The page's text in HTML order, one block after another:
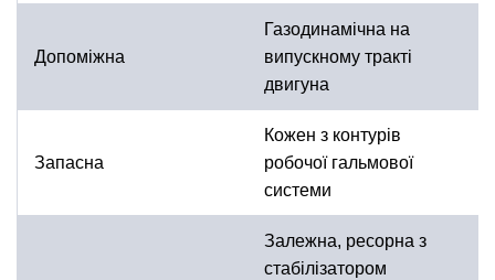
Допоміжна
Газодинамічна на
випускному тракті
двигуна
Запасна
Кожен з контурів
робочої гальмової
системи
Залежна, ресорна з
стабілізатором